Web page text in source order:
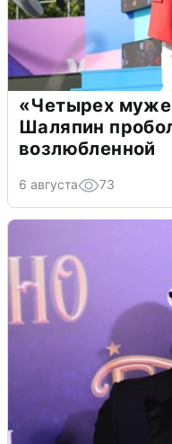
«Четырех
Шаляпин
возлюбленной
6 августа 73